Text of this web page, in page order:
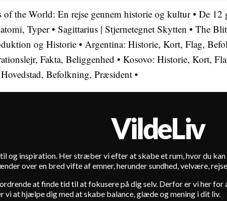
of the World: En rejse gennem historie og kultur• De 12
Typer• Sagittarius | Stjernetegnet Skytten • The
og Historie • Argentina: Historie, Kort, Flag,
Fakta, Beliggenhed • Kosovo: Historie, Kort,
Befolkning, Præsident •
VildeLiv
og inspiration. Her stræber vi efter at skabe et rum, hvor du
over en bred vifte af emner, herunder sundhed, velvære,
at finde tid til at fokusere på dig selv. Derfor er vi her
at hjælpe dig med at skabe balance, glæde og mening i dit liv.